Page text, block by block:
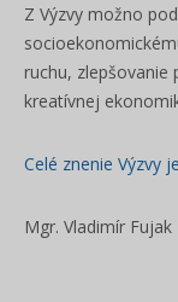
Z Výzvy možno
ruchu, zlepšovanie
kreatívnej
Celé znenie Výzvy
Mgr. Vladimír Fujak